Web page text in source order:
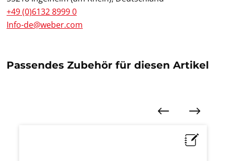
+49 (0)6132 8999 0
Info-de@weber.com
Passendes Zubehör für diesen Artikel